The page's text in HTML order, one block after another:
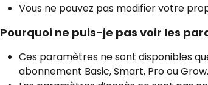
Vous ne pouvez pas modifier votre
Pourquoi ne puis-je pas voir les
Ces paramètres ne sont disponibles
abonnement Basic, Smart, Pro ou Grow.